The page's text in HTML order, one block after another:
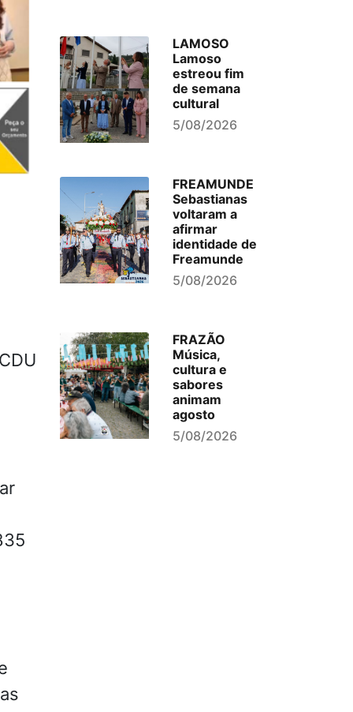
LAMOSO
Lamoso
estreou fim
de semana
cultural
5/08/2026
FREAMUNDE
Sebastianas
voltaram a
afirmar
identidade de
Freamunde
5/08/2026
FRAZÃO
Música,
cultura e
sabores
animam
agosto
5/08/2026